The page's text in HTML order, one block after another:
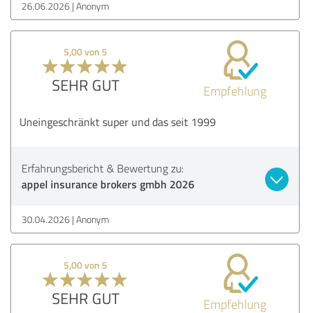
26.06.2026 Anonym
5,00 von 5
SEHR GUT Empfehlung
Uneingeschränkt super und das seit 1999
Erfahrungsbericht & Bewertung zu:
appel insurance brokers gmbh 2026
30.04.2026 Anonym
5,00 von 5
SEHR GUT Empfehlung